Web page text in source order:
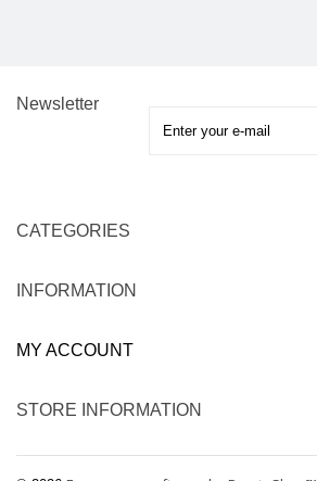
Newsletter
CATEGORIES
INFORMATION
MY ACCOUNT
STORE INFORMATION